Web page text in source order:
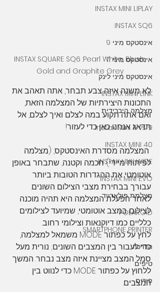
INSTAX MINI LIPLAY
INSTAX SQ6
אינסטקס מיני 9
אינסטקס מיני 11
אינסטקס מיני לינק
INSTAX MINI LINK
מצלמה היברידית
Instax Mini 11 vs 9
INSTAX MINI 40
INSTAX LINK WIDE
INSTAX MINI EVO
מצלמת פולארויד
POLAROID
SMARTPHONE PRINTER
הדרכה
טיפים
פורים
INSTAX SQUARE SQ6 :Pearl White, Blush
Gold and Graphite Grey
לא משנה איזה צבע תבחר, אתה תאהב את
התכונות היצירתיות של המצלמה הזאת,
ואם אתה תקוע במה לצלם ואיך לצלם, אל
תדאג אנחנו כאן כדי לעזור!
המצלמה מסדרת האינסטקס, (מצלמה
לפיתוח מיידי) חכמה וקטנה, שתבחר באופן
אוטומטי את ההגדרות הטובות ביותר
עבורך בבחירת מצבי הצילום השונים.
לאחר הפעלת המצלמה היא תהיה מוכנה
לצילום במצב אוטומטי, שמיועד לצילומים
כלליים כמו דיוקנאות וצילומי רחוב.
לחץ על כפתור MODE משמאל למצלמה,
כדי לעבור בין המצבים השונים; נורית מעל
סמל המצב מציינת איזה מצב נבחר. המשך
ללחוץ על כפתור MODE כדי לנווט בין
המצבים.